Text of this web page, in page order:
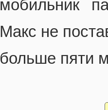
мобильник
Макс не
больше пяти